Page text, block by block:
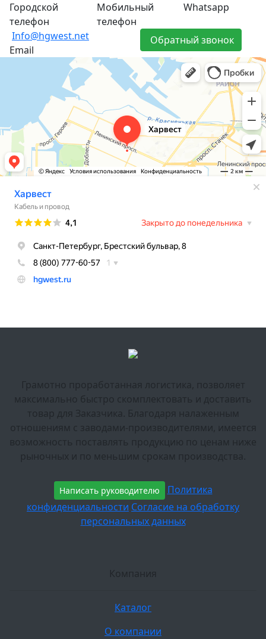
Городской
телефон
Мобильный
телефон
Whatsapp
Info@hgwest.net
Email
Обратный звонок
Грамотно проработанная логистика, позволяет
максимально быстро скомплектовать и доставить
товар для Заказчика. Благодаря налаженным
отношениям с заводами-производителями, имеется
возможность поставлять продукцию по ценам ниже
рыночных и по меньшим срокам производства.
Написать руководителю
Политика
конфиденциальности Согласие на обработку
персональных данных
Компания
Каталог
О компании